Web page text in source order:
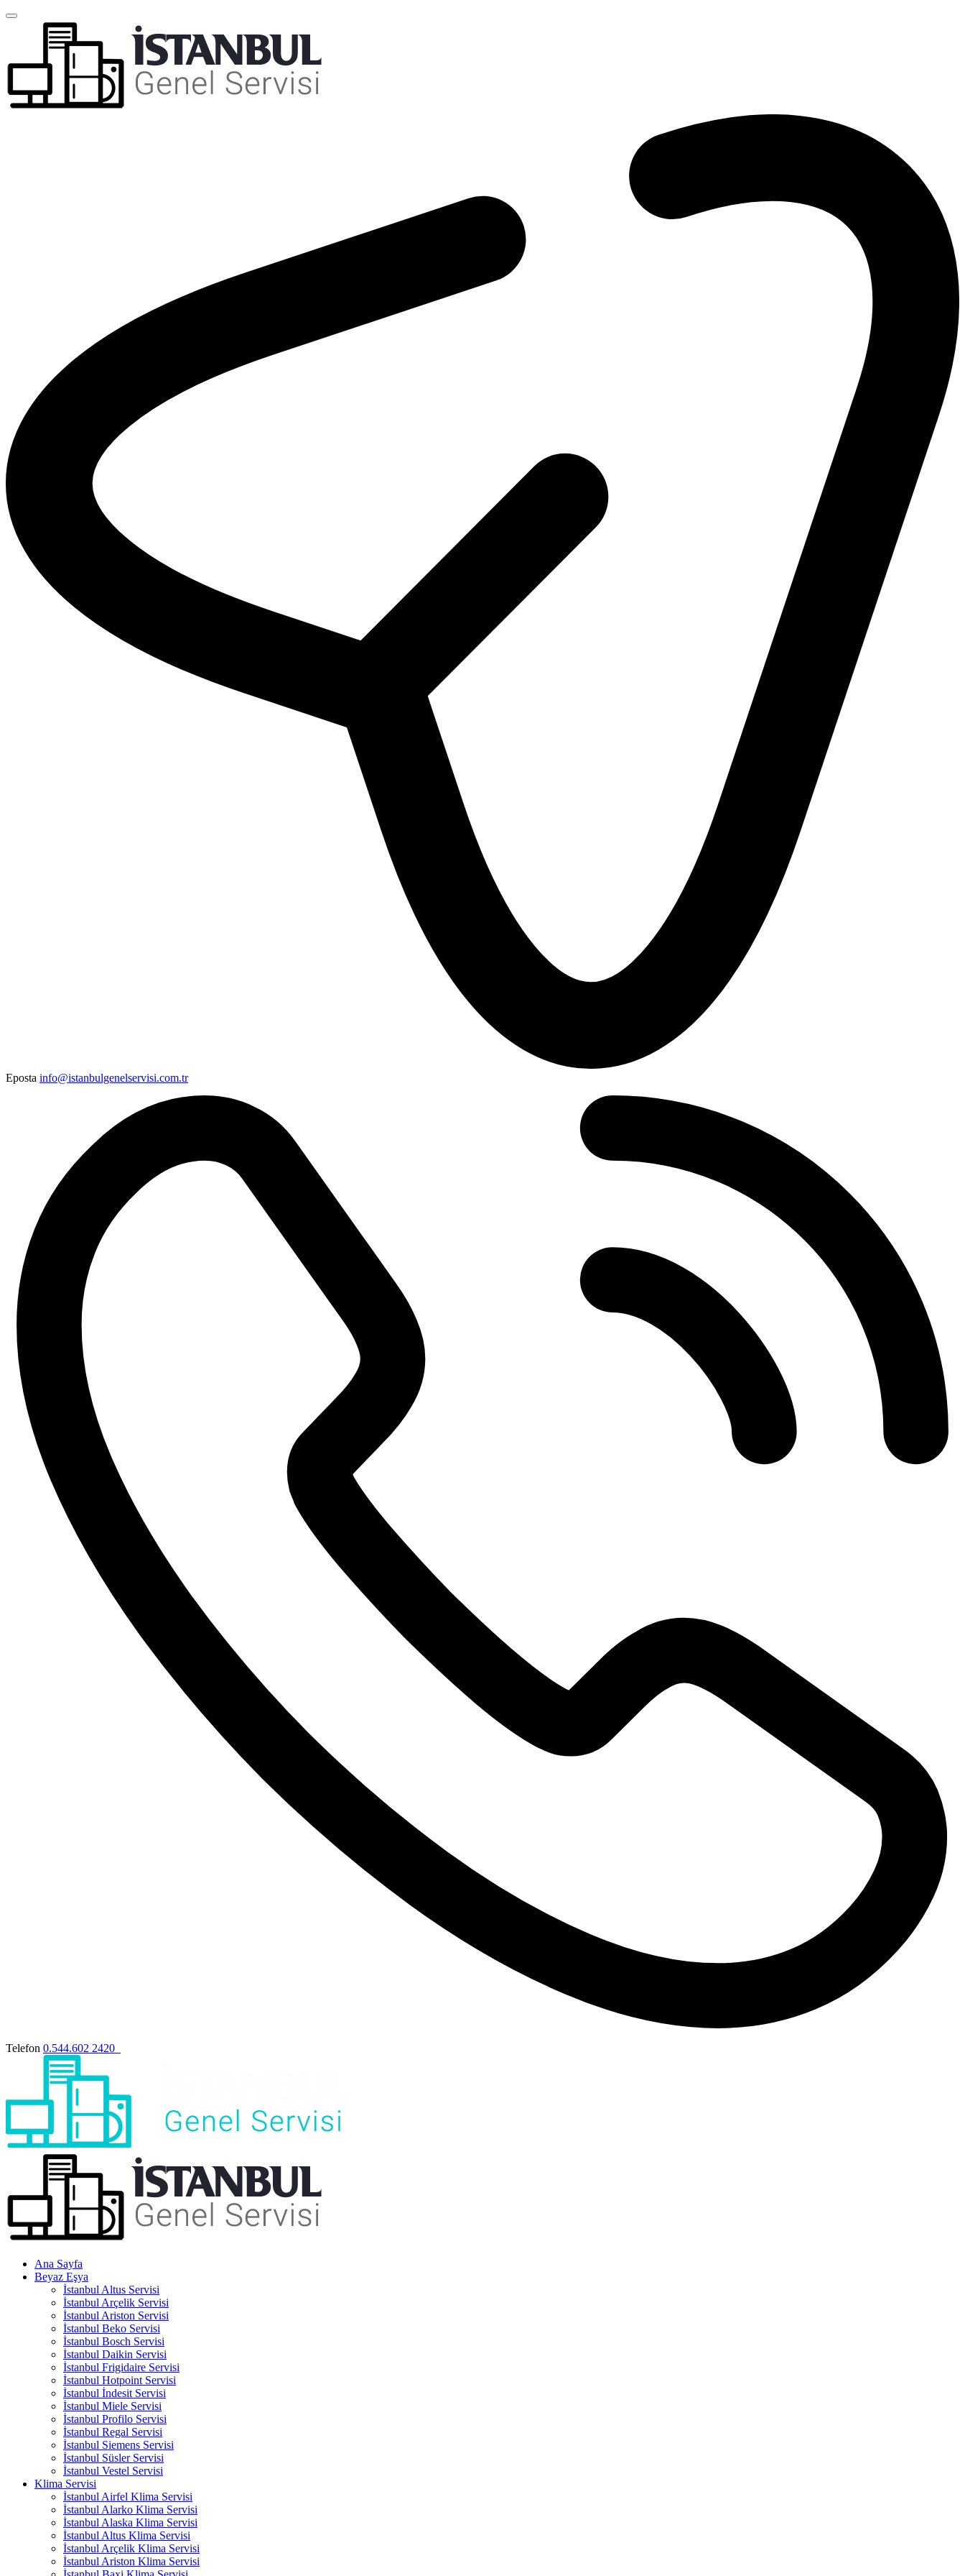
Eposta info@istanbulgenelservisi.com.tr
Telefon 0.544.602 2420
Ana Sayfa
Beyaz Eşya
İstanbul Altus Servisi
İstanbul Arçelik Servisi
İstanbul Ariston Servisi
İstanbul Beko Servisi
İstanbul Bosch Servisi
İstanbul Daikin Servisi
İstanbul Frigidaire Servisi
İstanbul Hotpoint Servisi
İstanbul İndesit Servisi
İstanbul Miele Servisi
İstanbul Profilo Servisi
İstanbul Regal Servisi
İstanbul Siemens Servisi
İstanbul Süsler Servisi
İstanbul Vestel Servisi
Klima Servisi
İstanbul Airfel Klima Servisi
İstanbul Alarko Klima Servisi
İstanbul Alaska Klima Servisi
İstanbul Altus Klima Servisi
İstanbul Arçelik Klima Servisi
İstanbul Ariston Klima Servisi